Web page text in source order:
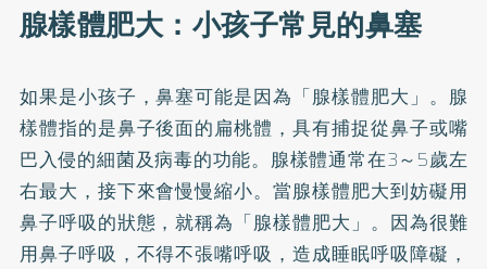
腺樣體肥大：小孩子常見的鼻塞
如果是小孩子，鼻塞可能是因為「腺樣體肥大」。腺
樣體指的是鼻子後面的扁桃體，具有捕捉從鼻子或嘴
巴入侵的細菌及病毒的功能。腺樣體通常在3～5歲左
右最大，接下來會慢慢縮小。當腺樣體肥大到妨礙用
鼻子呼吸的狀態，就稱為「腺樣體肥大」。因為很難
用鼻子呼吸，不得不張嘴呼吸，造成睡眠呼吸障礙，